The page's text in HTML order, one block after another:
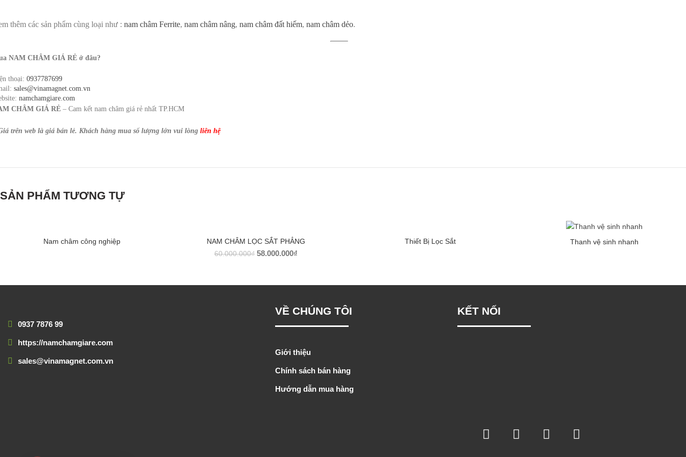
thêm các sản phẩm cùng loại như : nam châm Ferrite, nam châm nâng, nam châm đất hiếm, nam châm dẻo.
NAM CHÂM GIÁ RẺ ở đâu?
thoại: 0937787699
sales@vinamagnet.com.vn
namchamgiare.com
CHÂM GIÁ RẺ – Cam kết nam châm giá rẻ nhất TP.HCM
trên web là giá bán lẻ. Khách hàng mua số lượng lớn vui lòng liên hệ
SẢN PHẨM TƯƠNG TỰ
Nam châm công nghiệp NAM CHÂM LỌC SẮT PHẲNG
60.000.000₫ 58.000.000₫
Thiết Bị Lọc Sắt Thanh vệ sinh nhanh
0937 7876 99
https://namchamgiare.com
sales@vinamagnet.com.vn
VỀ CHÚNG TÔI
Giới thiệu
Chính sách bán hàng
Hướng dẫn mua hàng
KẾT NỐI